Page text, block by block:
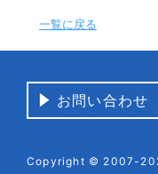
一覧に戻る
お問い合わせ
Copyright © 2007-